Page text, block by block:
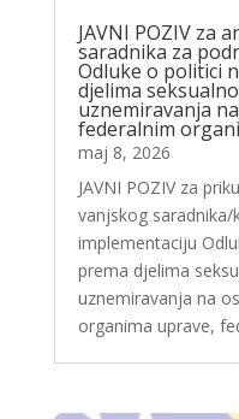
JAVNI POZIV za
saradnika za
Odluke o politici
djelima
uznemiravanja
federalnim
maj 8, 2026
JAVNI POZIV za
vanjskog
implementaciju
prema djelima
uznemiravanja na
organima uprave,